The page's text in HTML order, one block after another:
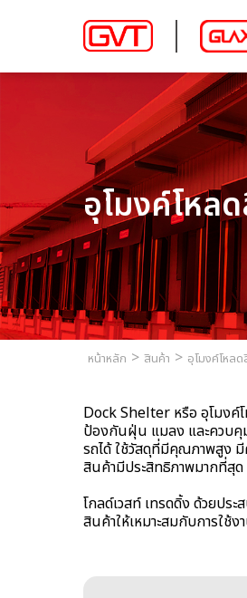
อุโมงค์โหล
หน้าหลัก สินค้า อุโมงค์โหล
Dock Shelter หรือ อุโมงค์
ป้องกันฝุ่น แมลง และควบคุม
รถได้ ใช้วัสดุที่มีคุณภาพสูง มี
สินค้ามีประสิทธิภาพมากที่สุด
โกลด์เวสท์ เทรดดิ้ง ด้วยปร
สินค้าให้เหมาะสมกับการใช้